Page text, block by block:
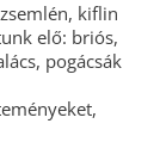
kiflin
elő: briós,
pogácsák